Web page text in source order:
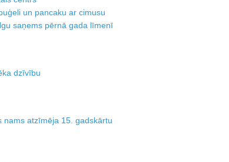
un pancaku ar cimusu
saņems pērnā gada līmenī
dzīvību
nams atzīmēja 15. gadskārtu